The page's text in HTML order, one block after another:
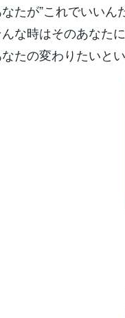
たが”これでいいん
な時はそのあなた
たの変わりたいと